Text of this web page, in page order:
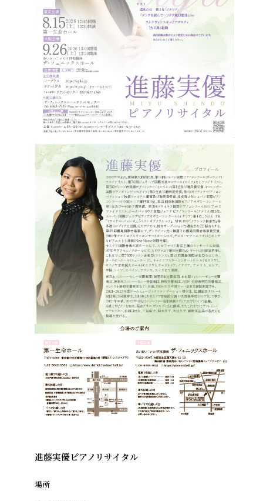
進藤実優ピアノリサイタル
場所